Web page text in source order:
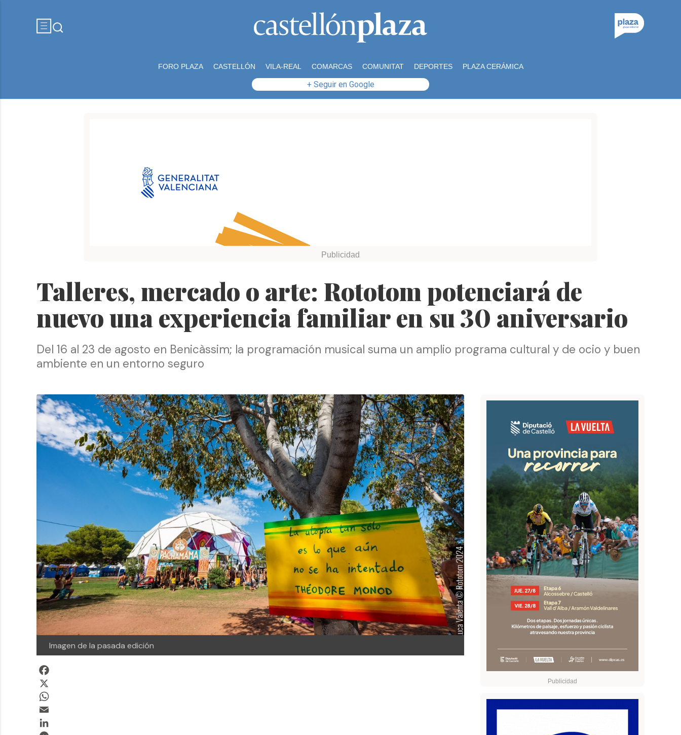
FORO PLAZA CASTELLÓN VILA-REAL COMARCAS COMUNITAT DEPORTES PLAZA CERÁMICA
+ Seguir en Google
Talleres, mercado o arte: Rototom potenciará de
nuevo una experiencia familiar en su 30 aniversario
Del 16 al 23 de agosto en Benicàssim; la programación musical suma un amplio programa cultural y de ocio y buen
ambiente en un entorno seguro
Imagen de la pasada edición